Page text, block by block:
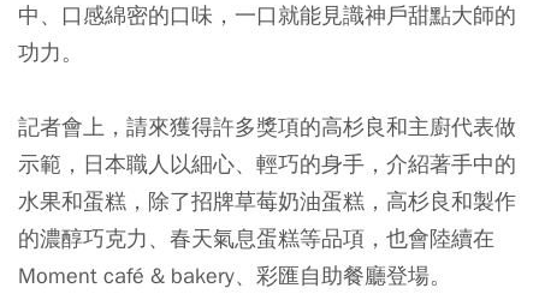
中、口感綿密的口味，一口就能見識神戶甜點大師的
功力。
記者會上，請來獲得許多獎項的高杉良和主廚代表做
示範，日本職人以細心、輕巧的身手，介紹著手中的
水果和蛋糕，除了招牌草莓奶油蛋糕，高杉良和製作
的濃醇巧克力、春天氣息蛋糕等品項，也會陸續在
Moment café & bakery、彩匯自助餐廳登場。